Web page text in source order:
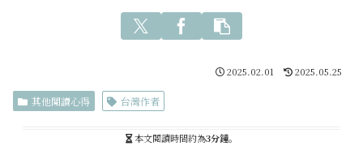
2025.02.01 2025.05.25
其他閱讀心得 台灣作者
本文閱讀時間約為3分鐘。